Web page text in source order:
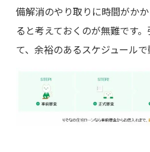
備解消のやり取りに時間がか
ると考えておくのが無難です
て、余裕のあるスケジュールで